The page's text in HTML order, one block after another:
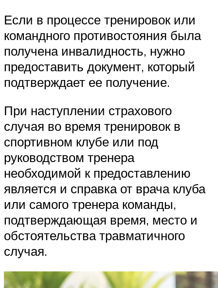
Если в процессе тренировок или
командного противостояния была
получена инвалидность, нужно
предоставить документ, который
подтверждает ее получение.
При наступлении страхового
случая во время тренировок в
спортивном клубе или под
руководством тренера
необходимой к предоставлению
является и справка от врача клуба
или самого тренера команды,
подтверждающая время, место и
обстоятельства травматичного
случая.